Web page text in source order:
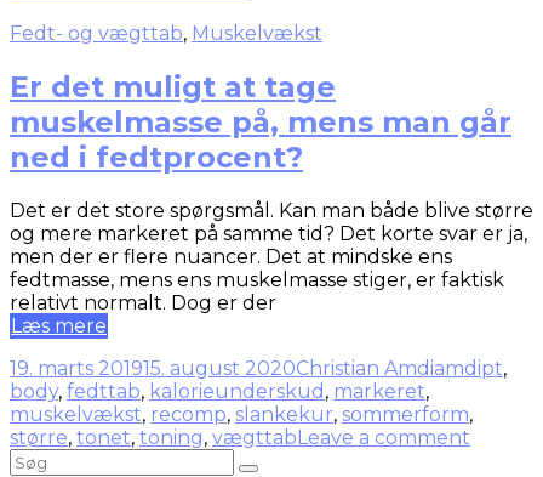
Fedt- og vægttab, Muskelvækst
Er det muligt at tage
muskelmasse på, mens man går
ned i fedtprocent?
Det er det store spørgsmål. Kan man både blive større
og mere markeret på samme tid? Det korte svar er ja,
men der er flere nuancer. Det at mindske ens
fedtmasse, mens ens muskelmasse stiger, er faktisk
relativt normalt. Dog er der
Læs mere
19. marts 201915. august 2020Christian Amdiamdipt,
body, fedttab, kalorieunderskud , markeret,
muskelvækst, recomp, slankekur, sommerform,
større, tonet, toning, vægttabLeave a comment